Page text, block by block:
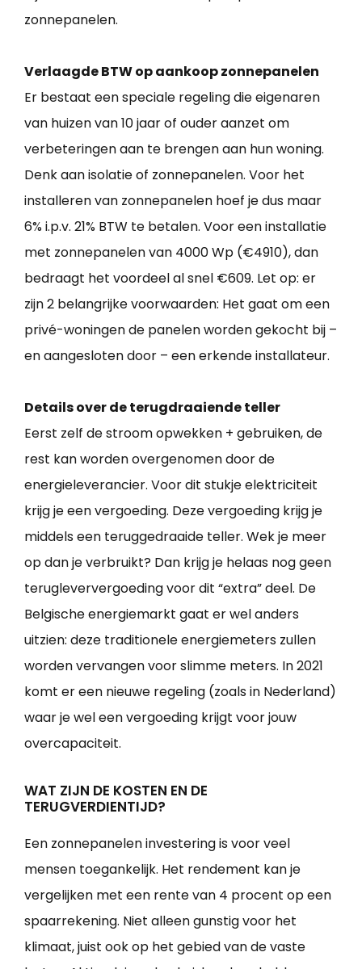
zonnepanelen.
Verlaagde BTW op aankoop zonnepanelen
Er bestaat een speciale regeling die eigenaren
van huizen van 10 jaar of ouder aanzet om
verbeteringen aan te brengen aan hun woning.
Denk aan isolatie of zonnepanelen. Voor het
installeren van zonnepanelen hoef je dus maar
6% i.p.v. 21% BTW te betalen. Voor een installatie
met zonnepanelen van 4000 Wp (€4910), dan
bedraagt het voordeel al snel €609. Let op: er
zijn 2 belangrijke voorwaarden: Het gaat om een
privé-woningen de panelen worden gekocht bij –
en aangesloten door – een erkende installateur.
Details over de terugdraaiende teller
Eerst zelf de stroom opwekken + gebruiken, de
rest kan worden overgenomen door de
energieleverancier. Voor dit stukje elektriciteit
krijg je een vergoeding. Deze vergoeding krijg je
middels een teruggedraaide teller. Wek je meer
op dan je verbruikt? Dan krijg je helaas nog geen
terugleververgoeding voor dit “extra” deel. De
Belgische energiemarkt gaat er wel anders
uitzien: deze traditionele energiemeters zullen
worden vervangen voor slimme meters. In 2021
komt er een nieuwe regeling (zoals in Nederland)
waar je wel een vergoeding krijgt voor jouw
overcapaciteit.
WAT ZIJN DE KOSTEN EN DE
TERUGVERDIENTIJD?
Een zonnepanelen investering is voor veel
mensen toegankelijk. Het rendement kan je
vergelijken met een rente van 4 procent op een
spaarrekening. Niet alleen gunstig voor het
klimaat, juist ook op het gebied van de vaste